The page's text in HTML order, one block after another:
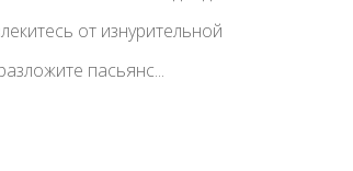
от изнурительной
пасьянс...